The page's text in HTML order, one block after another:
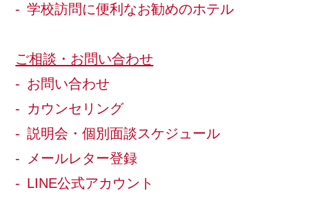
学校訪問に便利なお勧めのホテル
ご相談・お問い合わせ
お問い合わせ
カウンセリング
説明会・個別面談スケジュール
メールレター登録
LINE公式アカウント